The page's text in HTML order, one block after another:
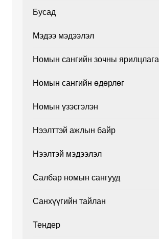
Бусад
Мэдээ мэдээлэл
Номын сангийн зочны ярилцлага
Номын сангийн өдөрлөг
Номын үзэсгэлэн
Нээлттэй ажлын байр
Нээлтэй мэдээлэл
Салбар номын сангууд
Санхүүгийн тайлан
Тендер